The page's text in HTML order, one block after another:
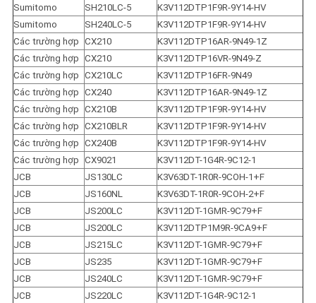
Sumitomo
SH210LC-5
K3V112DTP1F9R-9Y14-HV
Sumitomo
SH240LC-5
K3V112DTP1F9R-9Y14-HV
Các trường hợp CX210
K3V112DTP16AR-9N49-1Z
Các trường hợp CX210
K3V112DTP16VR-9N49-Z
Các trường hợp CX210LC
K3V112DTP16FR-9N49
Các trường hợp CX240
K3V112DTP16AR-9N49-1Z
Các trường hợp CX210B
K3V112DTP1F9R-9Y14-HV
Các trường hợp CX210BLR
K3V112DTP1F9R-9Y14-HV
Các trường hợp CX240B
K3V112DTP1F9R-9Y14-HV
Các trường hợp CX9021
K3V112DT-1G4R-9C12-1
JCB
JS130LC
K3V63DT-1R0R-9COH-1+F
JCB
JS160NL
K3V63DT-1R0R-9COH-2+F
JCB
JS200LC
K3V112DT-1GMR-9C79+F
JCB
JS200LC
K3V112DTP1M9R-9CA9+F
JCB
JS215LC
K3V112DT-1GMR-9C79+F
JCB
JS235
K3V112DT-1GMR-9C79+F
JCB
JS240LC
K3V112DT-1GMR-9C79+F
JCB
JS220LC
K3V112DT-1G4R-9C12-1